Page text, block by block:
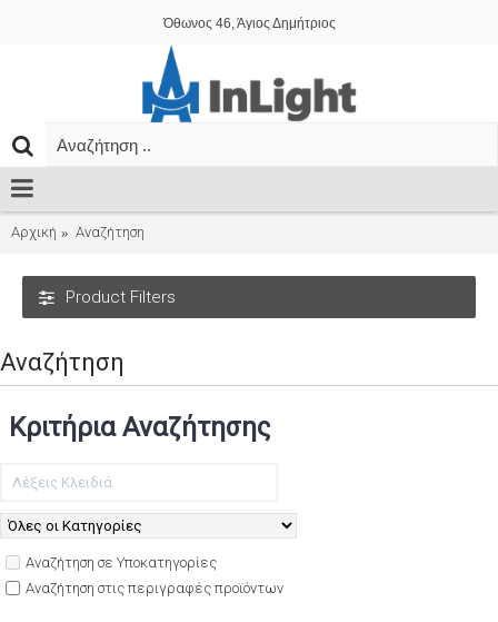
Όθωνος 46, Άγιος Δημήτριος
Αρχική Αναζήτηση
Product Filters
Αναζήτηση
Κριτήρια Αναζήτησης
Αναζήτηση σε Υποκατηγορίες
Αναζήτηση στις περιγραφές προϊόντων